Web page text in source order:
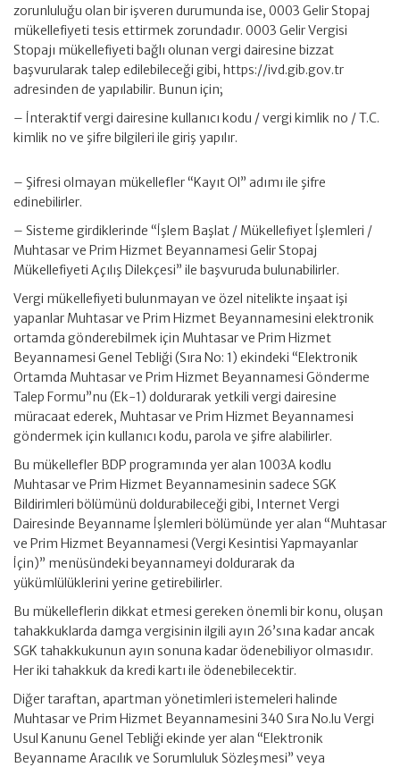
zorunluluğu olan bir işveren durumunda ise, 0003 Gelir Stopaj
mükellefiyeti tesis ettirmek zorundadır. 0003 Gelir Vergisi
Stopajı mükellefiyeti bağlı olunan vergi dairesine bizzat
başvurularak talep edilebileceği gibi, https://ivd.gib.gov.tr
adresinden de yapılabilir. Bunun için;
– İnteraktif vergi dairesine kullanıcı kodu / vergi kimlik no / T.C.
kimlik no ve şifre bilgileri ile giriş yapılır.
– Şifresi olmayan mükellefler “Kayıt Ol” adımı ile şifre
edinebilirler.
– Sisteme girdiklerinde “İşlem Başlat / Mükellefiyet İşlemleri /
Muhtasar ve Prim Hizmet Beyannamesi Gelir Stopaj
Mükellefiyeti Açılış Dilekçesi” ile başvuruda bulunabilirler.
Vergi mükellefiyeti bulunmayan ve özel nitelikte inşaat işi
yapanlar Muhtasar ve Prim Hizmet Beyannamesini elektronik
ortamda gönderebilmek için Muhtasar ve Prim Hizmet
Beyannamesi Genel Tebliği (Sıra No: 1) ekindeki “Elektronik
Ortamda Muhtasar ve Prim Hizmet Beyannamesi Gönderme
Talep Formu”nu (Ek-1) doldurarak yetkili vergi dairesine
müracaat ederek, Muhtasar ve Prim Hizmet Beyannamesi
göndermek için kullanıcı kodu, parola ve şifre alabilirler.
Bu mükellefler BDP programında yer alan 1003A kodlu
Muhtasar ve Prim Hizmet Beyannamesinin sadece SGK
Bildirimleri bölümünü doldurabileceği gibi, Internet Vergi
Dairesinde Beyanname İşlemleri bölümünde yer alan “Muhtasar
ve Prim Hizmet Beyannamesi (Vergi Kesintisi Yapmayanlar
İçin)” menüsündeki beyannameyi doldurarak da
yükümlülüklerini yerine getirebilirler.
Bu mükelleflerin dikkat etmesi gereken önemli bir konu, oluşan
tahakkuklarda damga vergisinin ilgili ayın 26’sına kadar ancak
SGK tahakkukunun ayın sonuna kadar ödenebiliyor olmasıdır.
Her iki tahakkuk da kredi kartı ile ödenebilecektir.
Diğer taraftan, apartman yönetimleri istemeleri halinde
Muhtasar ve Prim Hizmet Beyannamesini 340 Sıra No.lu Vergi
Usul Kanunu Genel Tebliği ekinde yer alan “Elektronik
Beyanname Aracılık ve Sorumluluk Sözleşmesi” veya